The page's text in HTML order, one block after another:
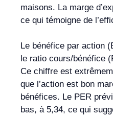
maisons. La marge
ce qui témoigne de
Le bénéfice par action
le ratio cours/bénéfice
Ce chiffre est
que l’action est bon
bénéfices. Le PER
bas, à 5,34, ce qui